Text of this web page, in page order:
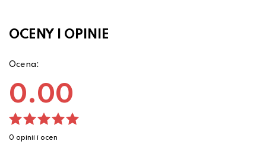
OCENY I OPINIE
Ocena:
0.00
0 opinii i ocen